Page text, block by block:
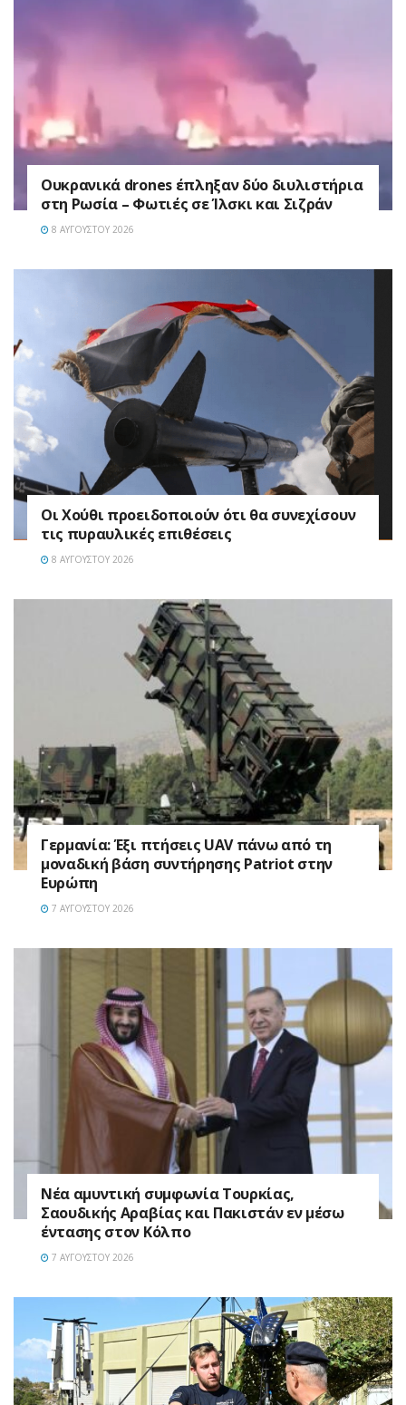
Ουκρανικά drones έπληξαν δύο διυλιστήρια
στη Ρωσία – Φωτιές σε Ίλσκι και Σιζράν
8 ΑΥΓΟΎΣΤΟΥ 2026
Οι Χούθι προειδοποιούν ότι θα συνεχίσουν
τις πυραυλικές επιθέσεις
8 ΑΥΓΟΎΣΤΟΥ 2026
Γερμανία: Έξι πτήσεις UAV πάνω από τη
μοναδική βάση συντήρησης Patriot στην
Ευρώπη
7 ΑΥΓΟΎΣΤΟΥ 2026
Νέα αμυντική συμφωνία Τουρκίας,
Σαουδικής Αραβίας και Πακιστάν εν μέσω
έντασης στον Κόλπο
7 ΑΥΓΟΎΣΤΟΥ 2026